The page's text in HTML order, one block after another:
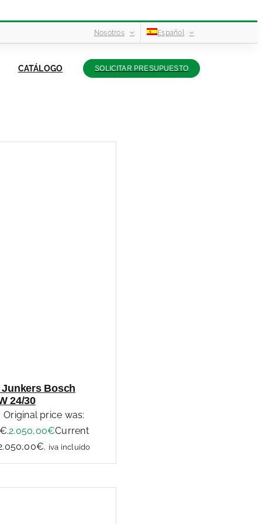
Nosotros Español
CATÁLOGO SOLICITAR PRESUPUESTO
Junkers Bosch
24/30
Original price was:
2.050,00€Current
iva incluido